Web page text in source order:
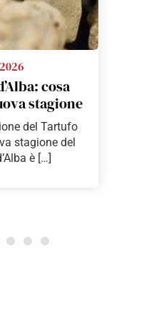
cosa
stagione
del Tartufo
stagione del
è […]